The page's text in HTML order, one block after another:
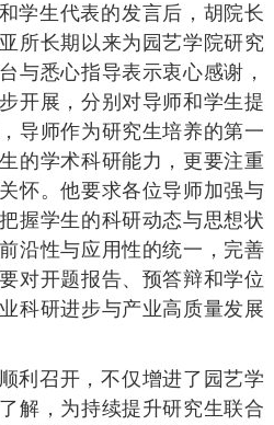
学生代表的发言后，胡院长
所长期以来为园艺学院研究
与悉心指导表示衷心感谢，
开展，分别对导师和学生提
导师作为研究生培养的第一
的学术科研能力，更要注重
怀。他要求各位导师加强与
握学生的科研动态与思想状
沿性与应用性的统一，完善
对开题报告、预答辩和学位
科研进步与产业高质量发展
利召开，不仅增进了园艺学
解，为持续提升研究生联合